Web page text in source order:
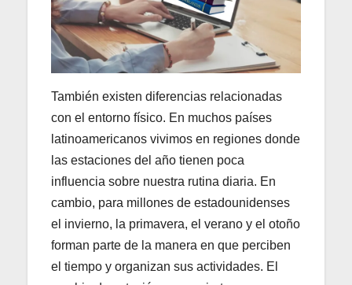
También existen diferencias relacionadas
con el entorno físico. En muchos países
latinoamericanos vivimos en regiones donde
las estaciones del año tienen poca
influencia sobre nuestra rutina diaria. En
cambio, para millones de estadounidenses
el invierno, la primavera, el verano y el otoño
forman parte de la manera en que perciben
el tiempo y organizan sus actividades. El